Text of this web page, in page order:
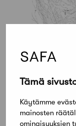
Tämä
Käytämme
mainosten
ominaisuuksien